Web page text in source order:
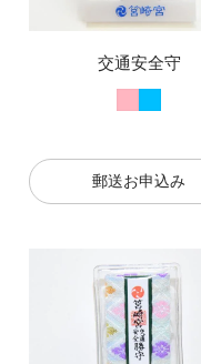
交通安全守
郵送お申込み